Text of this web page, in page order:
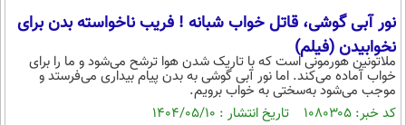
بین الملل
اجتماعی
حیات وحش
نور آبی گوشی، قاتل خواب شبانه ! فریب ناخواسته بدن برای
نخوابیدن (فیلم)
ملاتونین هورمونی است که با تاریک شدن هوا ترشح می‌شود و ما را برای
خواب آماده می‌کند. اما نور آبی گوشی به بدن پیام بیداری می‌فرستد و
موجب می‌شود به‌سختی به خواب برویم.
کد خبر: ۱۰۸۰۳۰۵ تاریخ انتشار : ۱۴۰۴/۰۵/۱۰